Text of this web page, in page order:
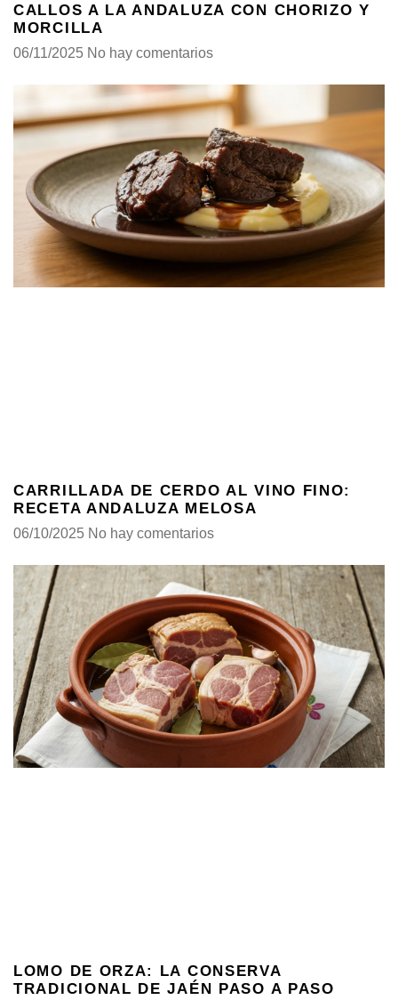
CALLOS A LA ANDALUZA CON CHORIZO Y
MORCILLA
06/11/2025 No hay comentarios
CARRILLADA DE CERDO AL VINO FINO:
RECETA ANDALUZA MELOSA
06/10/2025 No hay comentarios
LOMO DE ORZA: LA CONSERVA
TRADICIONAL DE JAÉN PASO A PASO